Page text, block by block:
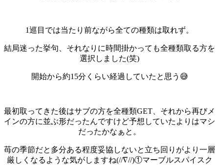
1巡目では当たり前ながら全ての種類は取れず。
結局迷った挙句、それなりに時間掛かっても全種類取る方を
選択しました(笑)
開始から約15分くらい経過していたと思う😅
最初取ってきた後はサブの方を全種類GET、それから再びメ
インの方に並ぶ形だったんですけど予想していたよりはマシ
だったかなぁと。
苺の季節だと多分ある程度妥協しないと立ち回りがより一層
厳しくなるような気がしますね(//∇//)①マーブルスパイスク